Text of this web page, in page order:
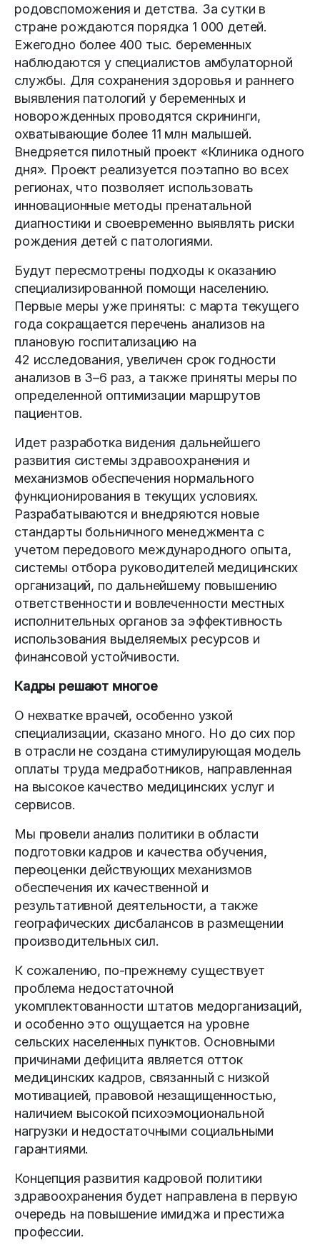
родовспоможения и детства. За сутки в
стране рождаются порядка 1 000 детей.
Ежегодно более 400 тыс. беременных
наблюдаются у специалистов амбулаторной
службы. Для сохранения здоровья и раннего
выявления патологий у беременных и
новорожденных проводятся скрининги,
охватывающие более 11 млн малышей.
Внедряется пилотный проект «Клиника одного
дня». Проект реализуется поэтапно во всех
регионах, что позволяет использовать
инновационные методы пренатальной
диагностики и своевременно выявлять риски
рождения детей с патологиями.
Будут пересмотрены подходы к оказанию
специализированной помощи населению.
Первые меры уже приняты: с марта текущего
года сокращается перечень анализов на
плановую госпитализацию на
42 исследования, увеличен срок годности
анализов в 3–6 раз, а также приняты меры по
определенной оптимизации маршрутов
пациентов.
Идет разработка видения дальнейшего
развития системы здравоохранения и
механизмов обеспечения нормального
функционирования в текущих условиях.
Разрабатываются и внедряются новые
стандарты больничного менеджмента с
учетом передового международного опыта,
системы отбора руководителей медицинских
организаций, по дальнейшему повышению
ответственности и вовлеченности местных
исполнительных органов за эффективность
использования выделяемых ресурсов и
финансовой устойчивости.
Кадры решают многое
О нехватке врачей, особенно узкой
специализации, сказано много. Но до сих пор
в отрасли не создана стимулирующая модель
оплаты труда медработников, направленная
на высокое качество медицинских услуг и
сервисов.
Мы провели анализ политики в области
подготовки кадров и качества обучения,
переоценки действующих механизмов
обеспечения их качественной и
результативной деятельности, а также
географических дисбалансов в размещении
производительных сил.
К сожалению, по-прежнему существует
проблема недостаточной
укомплектованности штатов медорганизаций,
и особенно это ощущается на уровне
сельских населенных пунктов. Основными
причинами дефицита является отток
медицинских кадров, связанный с низкой
мотивацией, правовой незащищенностью,
наличием высокой психоэмоциональной
нагрузки и недостаточными социальными
гарантиями.
Концепция развития кадровой политики
здравоохранения будет направлена в первую
очередь на повышение имиджа и престижа
профессии.